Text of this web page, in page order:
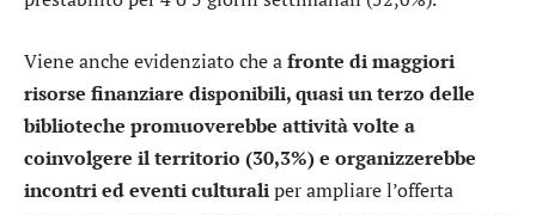
Viene anche evidenziato che afronte di maggiori
risorse finanziare disponibili, quasi un terzo delle
biblioteche promuoverebbe attività volte a
coinvolgere il territorio (30,3%) e organizzerebbe
incontri ed eventi culturaliper ampliare l’offerta